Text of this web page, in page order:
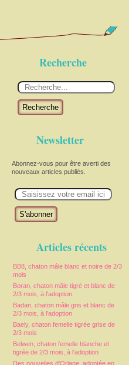
Recherche
Recherche
Newsletter
Abonnez-vous pour être averti des
nouveaux articles publiés.
m
Articles récents
BB8, chaton mâle blanc et noire de 2/3
mois
Boran, chaton mâle tigré et blanc de
2/3 mois, à l'adoption
Badan, chaton mâle gris et blanc de
2/3 mois, à l'adoption
Baely, chaton femelle tigrée grise de
2/3 mois
Belwen, chaton femelle blanche et
tigrée de 2/3 mois, à l'adoption
Des nouvelles d'Orlane, adoptée en